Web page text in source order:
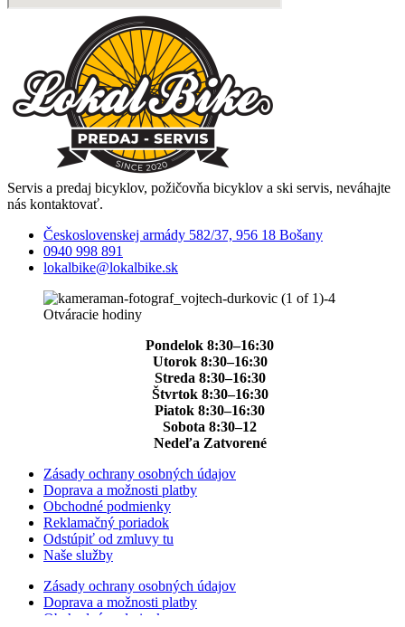
Servis a predaj bicyklov, požičovňa bicyklov a ski servis, neváhajte
nás kontaktovať.
Československej armády 582/37, 956 18 Bošany
0940 998 891
lokalbike@lokalbike.sk
Otváracie hodiny
Pondelok 8:30–16:30
Utorok 8:30–16:30
Streda 8:30–16:30
Štvrtok 8:30–16:30
Piatok 8:30–16:30
Sobota 8:30–12
Nedeľa Zatvorené
Zásady ochrany osobných údajov
Doprava a možnosti platby
Obchodné podmienky
Reklamačný poriadok
Odstúpiť od zmluvy tu
Naše služby
Zásady ochrany osobných údajov
Doprava a možnosti platby
Obchodné podmienky